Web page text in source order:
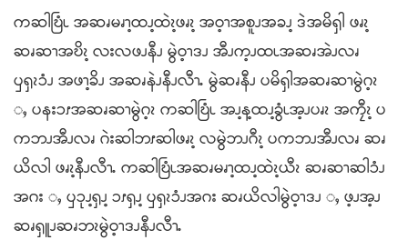
ကဆါဎြံၬ အဆၧမၧၫ့ထၪ့ထဲၩ့ဖၧၩ့ အဝ့ၫအစူၪအခၪ့ ဒဲအမိၡါ ဖၧၩ့
ဆၧဆၫအဎိၩ့ လးလဖၪနီၪ မွဲဝ့ၫဒၪ အီၪက့ၪထၬအဆၧအဲၪလၧ
ၦၡၩၥံၪ အဖၫ့ခိၪ အဆၧနဲၪနီၪလီၫႉ မွဲဆၧနီၪ ပမိၡါအဆၧဆၫမွဲဂ့ၩ
ႇ ပနးၥၭအဆၧဆၫမွဲဂ့ၩ ကဆါဎြံၬ အၪ့န့ထၪ့ခွံၬအ့ၪပၧၩ အကၠီၩ့ ပ
ကဘၪအီၪလၧ ဂဲးဆါဘၭဆါဖၧၩ့ လမွဲဘၪဂီၩ့ ပကဘၪအီၪလၧ ဆၧ
ယိလါ ဖၧၩ့နီၪလီၫႉ ကဆါဎြံၬအဆၧမၧၫ့ထၪ့ထဲၩ့ယီၩ ဆၧဆၫဆါၥံၪ
အဂး ႇ ၦၥုၪ့ၡၪ့ ၥၭၡၪ့ ၦၡၩၥံၪအဂး ဆၧယိလါမွဲဝ့ၫဒၪ ႇ ဖ့ၪအ့ၪ
ဆၧၡူၪဆၧဘၩမွဲဝ့ၫဒၪနီၪလီၫႉ